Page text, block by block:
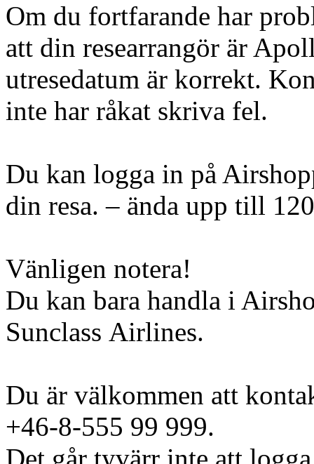
Om du fortfarande har
att din researrangör är
utresedatum är korrekt.
inte har råkat skriva fel.
Du kan logga in på
din resa. – ända upp till
Vänligen notera!
Du kan bara handla i
Sunclass Airlines.
Du är välkommen att
+46-8-555 99 999.